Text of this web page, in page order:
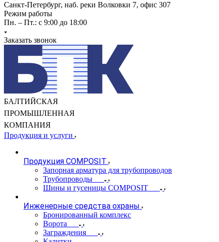
Санкт-Петербург, наб. реки Волковки 7, офис 307
Режим работы
Пн. – Пт.: с 9:00 до 18:00
Заказать звонок
БАЛТИЙСКАЯ
ПРОМЫШЛЕННАЯ
КОМПАНИЯ
Продукция и услуги
Продукция COMPOSIT
Запорная арматура для трубопроводов
Трубопроводы
Шины и гусеницы COMPOSIT
Инженерные средства охраны
Бронированный комплекс
Ворота
Заграждения